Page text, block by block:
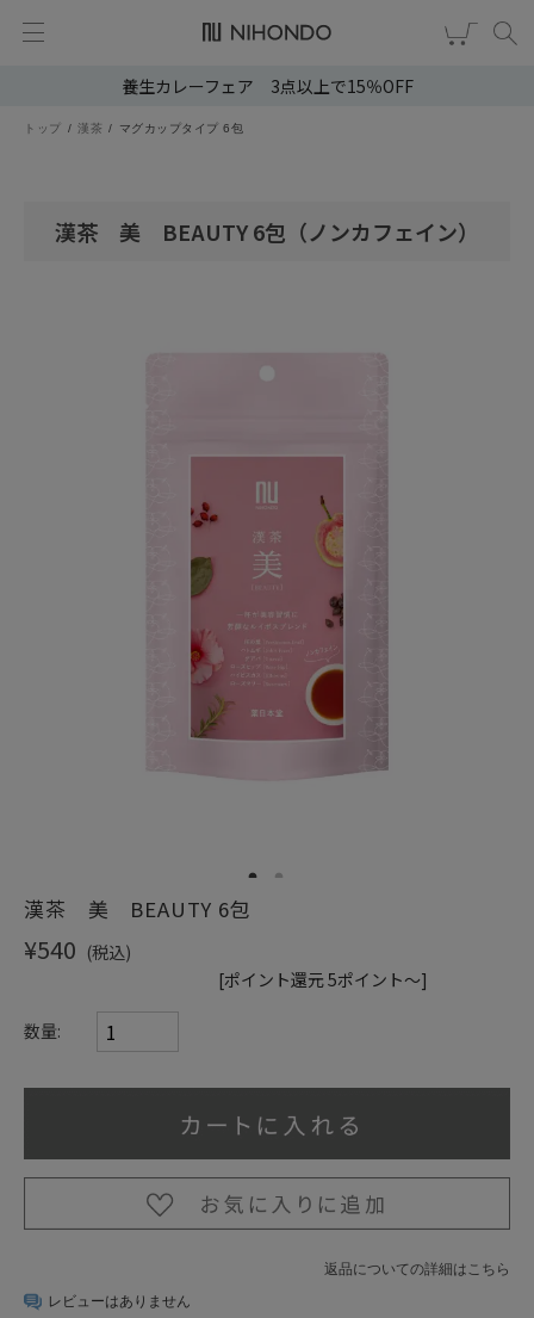
養生カレーフェア 3点以上で15％OFF
トップ 漢茶 マグカップタイプ 6包
漢茶 美 BEAUTY 6包（ノンカフェイン）
1 2
漢茶 美 BEAUTY 6包
¥540 (税込)
[ポイント還元 5ポイント～]
数量:
返品についての詳細はこちら
レビューはありません
新規会員登録 ログイン